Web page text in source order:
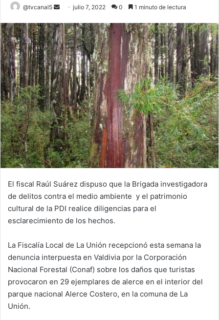
@tvcanal5
Send
email
julio 7, 2022 0 1 minuto de lectura
El fiscal Raúl Suárez dispuso que la Brigada investigadora
de delitos contra el medio ambiente y el patrimonio
cultural de la PDI realice diligencias para el
esclarecimiento de los hechos.
La Fiscalía Local de La Unión recepcionó esta semana la
denuncia interpuesta en Valdivia por la Corporación
Nacional Forestal (Conaf) sobre los daños que turistas
provocaron en 29 ejemplares de alerce en el interior del
parque nacional Alerce Costero, en la comuna de La
Unión.